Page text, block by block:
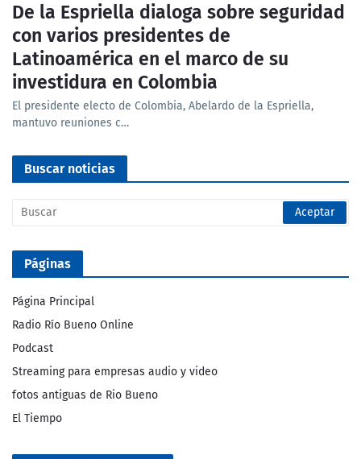
De la Espriella dialoga sobre seguridad
con varios presidentes de
Latinoamérica en el marco de su
investidura en Colombia
El presidente electo de Colombia, Abelardo de la Espriella,
mantuvo reuniones c…
Buscar noticias
Páginas
Página Principal
Radio Río Bueno Online
Podcast
Streaming para empresas audio y video
fotos antiguas de Rio Bueno
El Tiempo